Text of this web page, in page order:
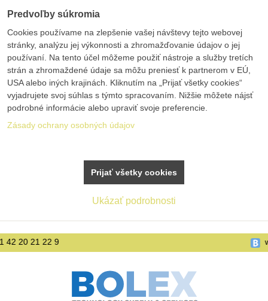
Predvoľby súkromia
Cookies používame na zlepšenie vašej návštevy tejto webovej
stránky, analýzu jej výkonnosti a zhromažďovanie údajov o jej
používaní. Na tento účel môžeme použiť nástroje a služby tretích
strán a zhromaždené údaje sa môžu preniesť k partnerom v EÚ,
USA alebo iných krajinách. Kliknutím na „Prijať všetky cookies“
vyjadrujete svoj súhlas s týmto spracovaním. Nižšie môžete nájsť
podrobné informácie alebo upraviť svoje preferencie.
Zásady ochrany osobných údajov
Ukázať podrobnosti
Prijať všetky cookies